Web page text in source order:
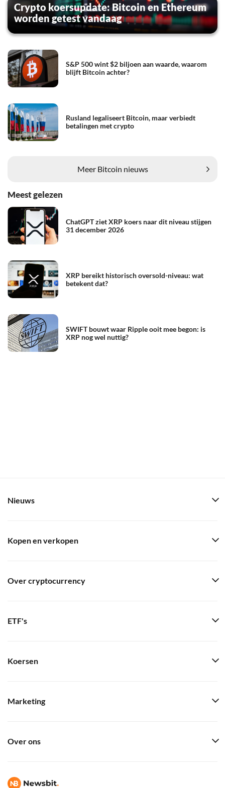
Crypto koersupdate: Bitcoin en Ethereum
worden getest vandaag
S&P 500 wint $2 biljoen aan waarde, waarom
blijft Bitcoin achter?
Rusland legaliseert Bitcoin, maar verbiedt
betalingen met crypto
Meer Bitcoin nieuws
Meest gelezen
ChatGPT ziet XRP koers naar dit niveau stijgen
31 december 2026
XRP bereikt historisch oversold-niveau: wat
betekent dat?
SWIFT bouwt waar Ripple ooit mee begon: is
XRP nog wel nuttig?
Nieuws
Kopen en verkopen
Over cryptocurrency
ETF's
Koersen
Marketing
Over ons